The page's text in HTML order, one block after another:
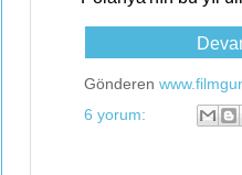
Gönderen
6 yorum: